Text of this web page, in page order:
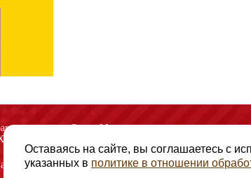
защищены «Спарк-M»
Куркинское шоссе, строение 2, помещение 306,
сайте защищена авторскими правами ГК РФ
Оставаясь на сайте, вы соглашаетесь с
указанных в политике в отношении